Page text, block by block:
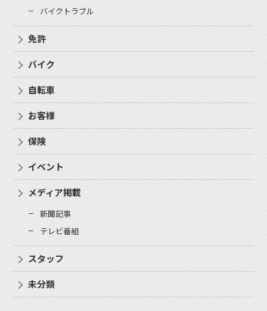
バイクトラブル
免許
バイク
自転車
お客様
保険
イベント
メディア掲載
新聞記事
テレビ番組
スタッフ
未分類